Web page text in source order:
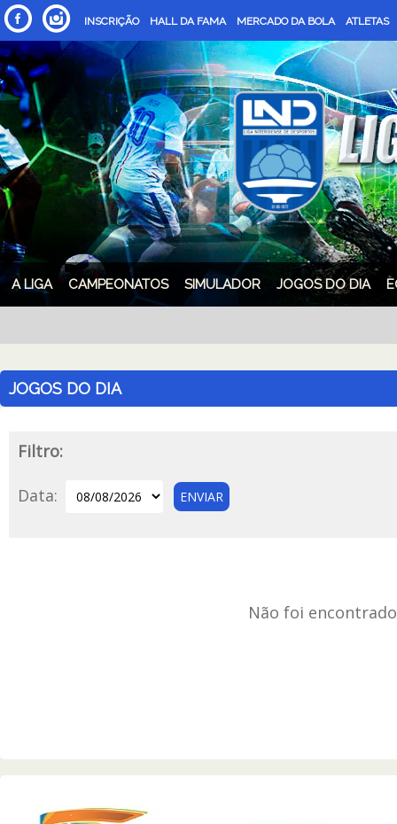
INSCRIÇÃO HALL DA FAMA MERCADO DA BOLA ATLETAS
A LIGA CAMPEONATOS SIMULADOR JOGOS DO DIA
JOGOS DO DIA
Filtro:
Data:
Não foi